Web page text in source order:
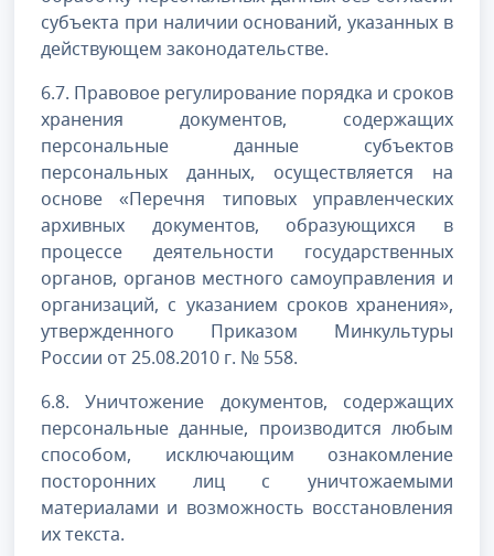
субъекта при наличии оснований, указанных в
действующем законодательстве.
6.7. Правовое регулирование порядка и сроков
хранения документов, содержащих
персональные данные субъектов
персональных данных, осуществляется на
основе «Перечня типовых управленческих
архивных документов, образующихся в
процессе деятельности государственных
органов, органов местного самоуправления и
организаций, с указанием сроков хранения»,
утвержденного Приказом Минкультуры
России от 25.08.2010 г. № 558.
6.8. Уничтожение документов, содержащих
персональные данные, производится любым
способом, исключающим ознакомление
посторонних лиц с уничтожаемыми
материалами и возможность восстановления
их текста.